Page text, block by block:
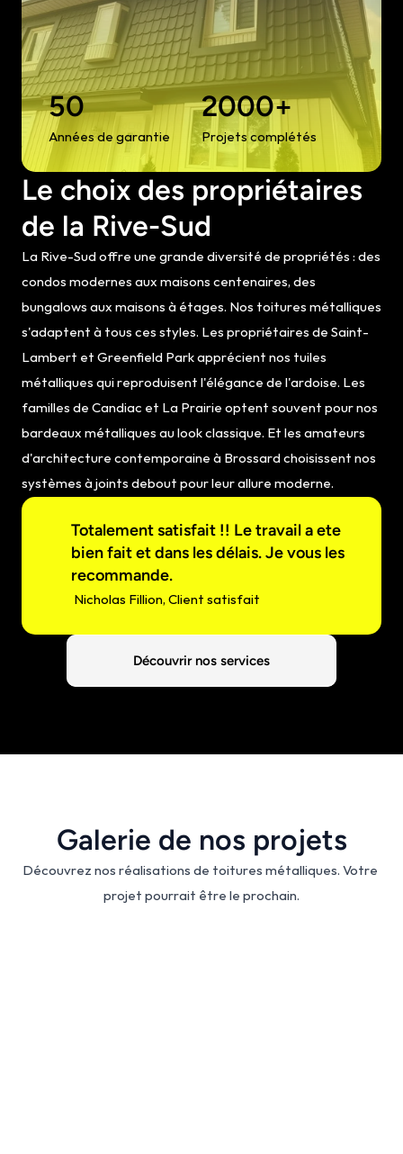
50
Années de garantie
2000+
Projets complétés
Le choix des propriétaires
de la Rive-Sud
La Rive-Sud offre une grande diversité de propriétés : des
condos modernes aux maisons centenaires, des
bungalows aux maisons à étages. Nos toitures métalliques
s'adaptent à tous ces styles. Les propriétaires de Saint-
Lambert et Greenfield Park apprécient nos tuiles
métalliques qui reproduisent l'élégance de l'ardoise. Les
familles de Candiac et La Prairie optent souvent pour nos
bardeaux métalliques au look classique. Et les amateurs
d'architecture contemporaine à Brossard choisissent nos
systèmes à joints debout pour leur allure moderne.
Totalement satisfait !! Le travail a ete
bien fait et dans les délais. Je vous les
recommande.
Nicholas Fillion, Client satisfait
Découvrir nos services
Galerie de nos projets
Découvrez nos réalisations de toitures métalliques. Votre
projet pourrait être le prochain.